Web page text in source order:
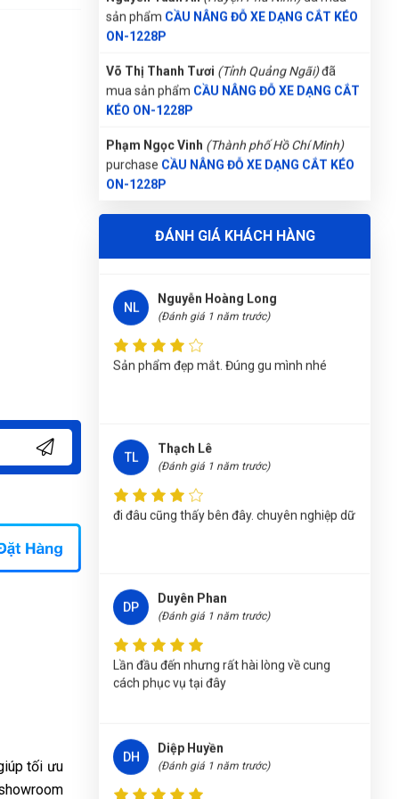
tối ưu
sản phẩm CẦU NÂNG ĐỖ XE DẠNG CẮT KÉO
ON-1228P
Võ Thị Thanh Tươi (Tỉnh Quảng Ngãi)đã
mua sản phẩm CẦU NÂNG ĐỖ XE DẠNG CẮT
KÉO ON-1228P
Phạm Ngọc Vinh (Thành phố Hồ Chí Minh)
purchase CẦU NÂNG ĐỖ XE DẠNG CẮT KÉO
ON-1228P
Nguyễn Phương Yến Linh(Tỉnh Tuyên Quang)
đã mua sản phẩm CẦU NÂNG ĐỖ XE DẠNG
CẮT KÉO ON-1228P
Trần Thị Kim Trúc (Tỉnh Tây Ninh)
sản phẩmCẦU NÂNG ĐỖ XE DẠNG CẮT KÉO
Nguyễn Thanh (Tỉnh Quảng Bình) đã mua sản
Nguyễn Thị Bích Trang
mua sản phẩm
CẦU NÂNG ĐỖ XE DẠNG CẮT
KÉO ON-1228P
Lê Hoàng Khánh Duy (Tỉnh Bình Định)đã mua
Đặng Thị Thúy
phẩm
CẦU NÂNG ĐỖ XE DẠNG CẮT KÉO ON-
1228P
Nguyễn Văn Trung(Tỉnh Yên Bái)đã mua sản
phẩm CẦU NÂNG ĐỖ XE DẠNG CẮT KÉO ON-
Trương Thị Phượng Hằng
mua sản phẩm CẦU NÂNG ĐỖ XE DẠNG CẮT
KÉO ON-1228P
ĐÁNH GIÁ KHÁCH HÀNG
(Đánh giá 1 năm trước)
chi tiết
TN
Thúy Nga
(Đánh giá 1 năm trước)
NL
Nguyễn Hoàng Long
(Đánh giá 1 năm trước)
Sản phẩm đẹp mắt. Đúng gu mình nhé
TL
Thạch Lê
(Đánh giá 1 năm trước)
đi đâu cũng thấy bên đây. chuyên nghiệp dữ
DP
Duyên Phan
(Đánh giá 1 năm trước)
Lần đầu đến nhưng rất hài lòng về cung
cách phục vụ tại đây
DH
Diệp Huyền
(Đánh giá 1 năm trước)